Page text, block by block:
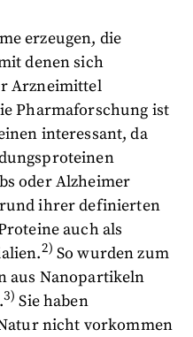
erzeugen, die
denen sich
Arzneimittel
Pharmaforschung ist
interessant, da
oder Alzheimer
ihrer definierten
auch als
2) So wurden zum
aus Nanopartikeln
3) Sie haben
nicht vorkommen